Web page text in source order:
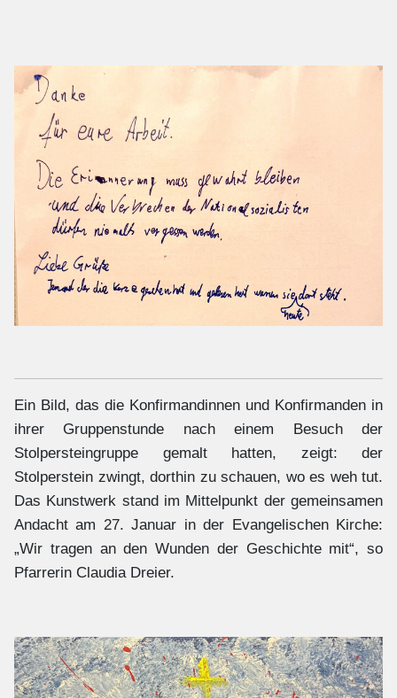
Ein Bild, das die Konfirmandinnen und Konfirmanden in
ihrer Gruppenstunde nach einem Besuch der
Stolpersteingruppe gemalt hatten, zeigt: der
Stolperstein zwingt, dorthin zu schauen, wo es weh tut.
Das Kunstwerk stand im Mittelpunkt der gemeinsamen
Andacht am 27. Januar in der Evangelischen Kirche:
„Wir tragen an den Wunden der Geschichte mit“, so
Pfarrerin Claudia Dreier.